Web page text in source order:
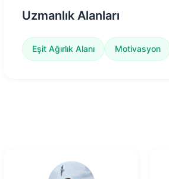
Uzmanlık Alanları
Eşit Ağırlık Alanı Motivasyon